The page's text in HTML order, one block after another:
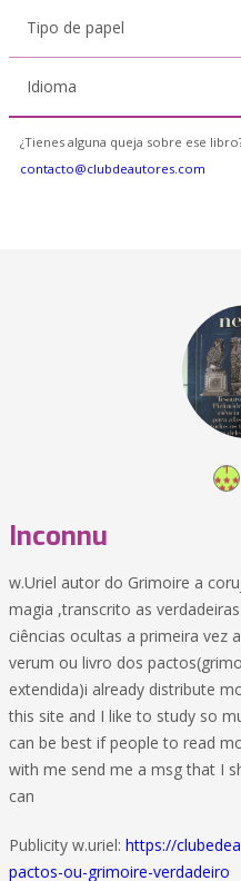
Tipo de papel
Idioma
¿Tienes alguna queja sobre ese
contacto@clubdeautores.com
Inconnu
w.Uriel autor do Grimoire a
magia ,transcrito as
ciências ocultas a primeira vez
verum ou livro dos
extendida)i already distribute
this site and I like to study so
can be best if people to read
with me send me a msg that I
can
Publicity w.uriel: https://
pactos-ou-grimoire-verdadeiro